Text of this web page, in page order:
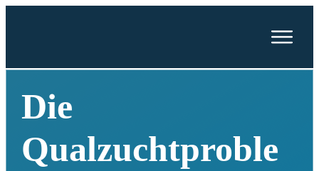
Die
Qualzuchtproble
Verhaltensproblemen